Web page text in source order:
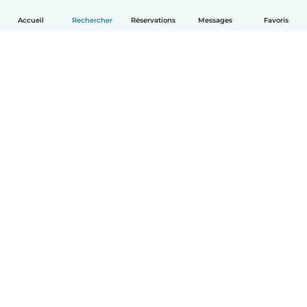
Accueil Rechercher Réservations Messages Favoris